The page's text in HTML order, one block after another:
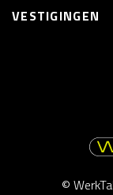
VESTIGINGEN
©